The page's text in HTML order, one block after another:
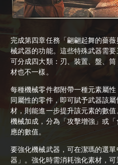
完成第四章任務「翩翩起舞的薔
械武器的功能。這些特殊武器需
可分成四大類：刃、裝置、盤、
材也不一樣。
每種機械零件都附帶一種元素屬
同屬性的零件，即可賦予武器該
材，則能進一步提升該元素的數
機械加成，分為「攻擊增強」或
應的數值。
要強化機械武器，可在潔瑪的選
器」。強化時需消耗強化素材，